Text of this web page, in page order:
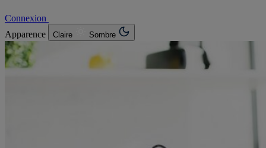
Connexion
Apparence
Claire Sombre